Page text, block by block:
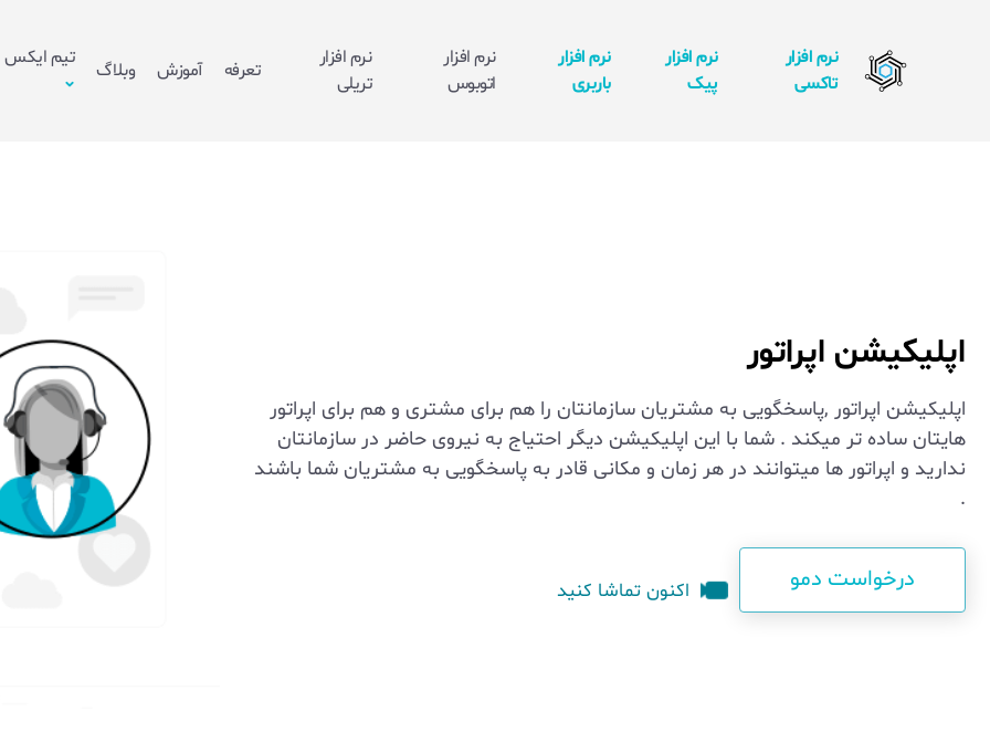
نرم افزار
تاکسی
نرم افزار
پیک
نرم افزار
باربری
نرم افزار
اتوبوس
نرم افزار
تریلی
تعرفه آموزش وبلاگ
تیم ایکس
اپلیکیشن اپراتور
اپلیکیشن اپراتور ,پاسخگویی به مشتریان سازمانتان را هم برای مشتری و هم برای اپراتور
هایتان ساده تر میکند . شما با این اپلیکیشن دیگر احتیاج به نیروی حاضر در سازمانتان
ندارید و اپراتور ها میتوانند در هر زمان و مکانی قادر به پاسخگویی به مشتریان شما باشند
.
درخواست دمو اکنون تماشا کنید